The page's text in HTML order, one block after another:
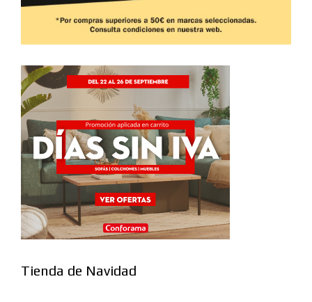
Tienda de Navidad